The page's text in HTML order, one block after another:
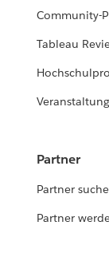
Community-
Tableau
Partner
Partner
Partner